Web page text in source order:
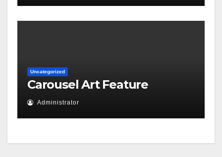
Uncategorized
Carousel Art Feature
Administrator